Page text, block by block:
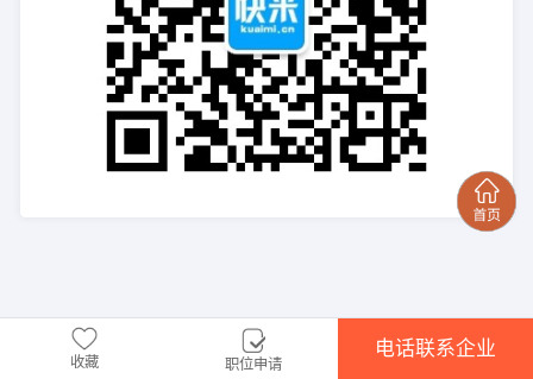
收藏 职位申请
电话联系企业